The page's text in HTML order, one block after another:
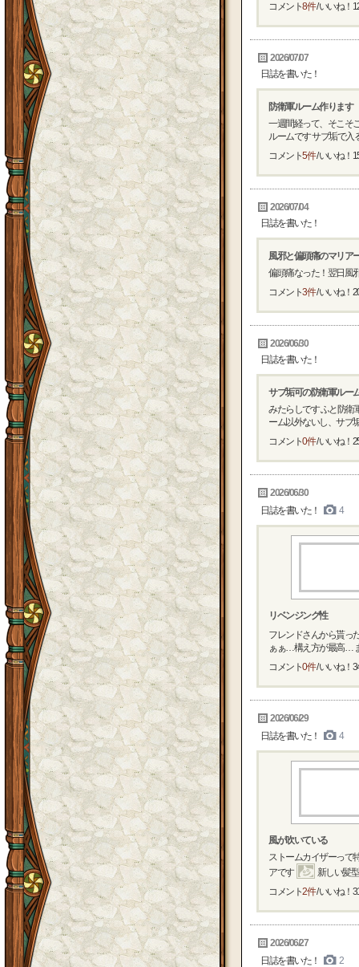
コメント8件/ いいね！
2026/07/07
日誌を書いた！
防衛軍ルーム作ります
一週間経って、そこそ
ルームです サブ垢で入
コメント5件/ いいね！
2026/07/04
日誌を書いた！
風邪と偏頭痛のマリア
偏頭痛なった！翌日風
コメント3件/ いいね！
2026/06/30
日誌を書いた！
サブ垢可の防衛軍ルー
みたらしです ふと防衛
ーム以外ないし、サブ
コメント0件/ いいね！
2026/06/30
日誌を書いた！
4
リベンジング性
フレンドさんから貰っ
ぁぁ…構え方が最高…
コメント0件/ いいね！
2026/06/29
日誌を書いた！
4
風が吹いている
ストームカイザーって
アです
新しい髪
コメント2件/ いいね！
2026/06/27
日誌を書いた！
2